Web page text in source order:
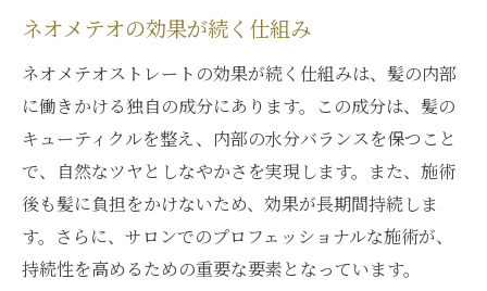
ネオメテオの効果が続く仕組み
ネオメテオストレートの効果が続く仕組みは、髪の内部
に働きかける独自の成分にあります。この成分は、髪の
キューティクルを整え、内部の水分バランスを保つこと
で、自然なツヤとしなやかさを実現します。また、施術
後も髪に負担をかけないため、効果が長期間持続しま
す。さらに、サロンでのプロフェッショナルな施術が、
持続性を高めるための重要な要素となっています。